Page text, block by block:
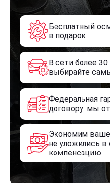
Бесплатный
в подарок
В сети более
выбирайте
Федеральная
договору: мы
Экономим ваше
не уложились
компенсацию